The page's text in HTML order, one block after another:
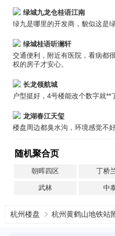
绿城九龙仓桂语江南
绿九是哪里的开发商，貌似这是
绿城桂语听澜轩
交通便利，附近有医院，看病都
权的房子才安心。
长龙领航城
户型挺好，4号楼能改个数字就**
龙湖春江天玺
楼盘周边都臭水沟，环境感觉不
随机聚合页
朝晖四区 丁桥
武林 中
杭州楼盘 杭州黄鹤山地铁站